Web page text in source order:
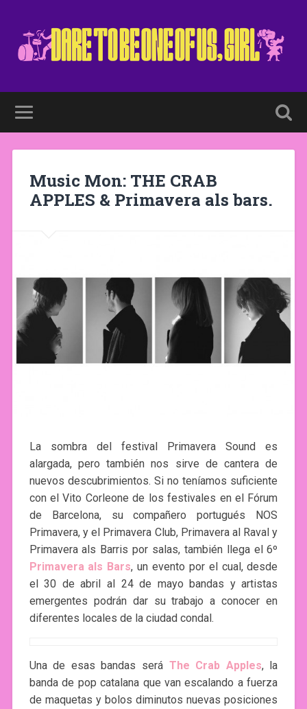
Music Mon: THE CRAB
APPLES & Primavera als bars.
La sombra del festival Primavera Sound es
alargada, pero también nos sirve de cantera de
nuevos descubrimientos. Si no teníamos suficiente
con el Vito Corleone de los festivales en el Fórum
de Barcelona, su compañero portugués NOS
Primavera, y el Primavera Club, Primavera al Raval y
Primavera als Barris por salas, también llega el 6º
Primavera als Bars, un evento por el cual, desde
el 30 de abril al 24 de mayo bandas y artistas
emergentes podrán dar su trabajo a conocer en
diferentes locales de la ciudad condal.
Una de esas bandas será The Crab Apples, la
banda de pop catalana que van escalando a fuerza
de maquetas y bolos diminutos nuevas posiciones